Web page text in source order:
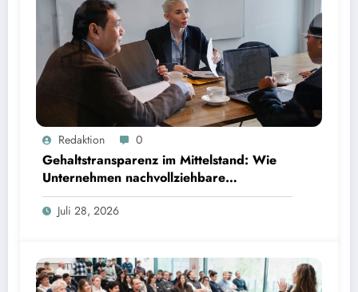
Gehaltstransparenz im Mittelstand: Wie Unternehmen nachvollziehbare Vergütungsmodelle
schaffenRedaktion 0
Gehaltstransparenz im Mittelstand: Wie
Unternehmen nachvollziehbare
Vergütungsmodelle schaffen
Juli 28, 2026